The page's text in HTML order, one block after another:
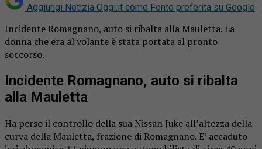
Aggiungi Notizia Oggi.it come Fonte preferita su Google
Incidente Romagnano, auto si ribalta alla Mauletta. La
donna che era al volante è stata portata al pronto
soccorso.
Incidente Romagnano, auto si ribalta
alla Mauletta
Ha perso il controllo della sua Nissan Juke all’altezza della
curva della Mauletta, frazione di Romagnano. E’ accaduto